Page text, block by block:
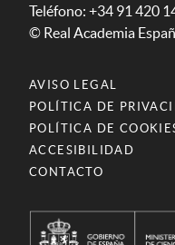
Teléfono: +34 91 420
© Real Academia
AVISO LEGAL
POLÍTICA DE
POLÍTICA DE
ACCESIBILIDAD
CONTACTO